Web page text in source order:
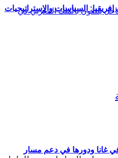
السياسات والإستراتيجيات
في غانا ودورها في دعم مسار